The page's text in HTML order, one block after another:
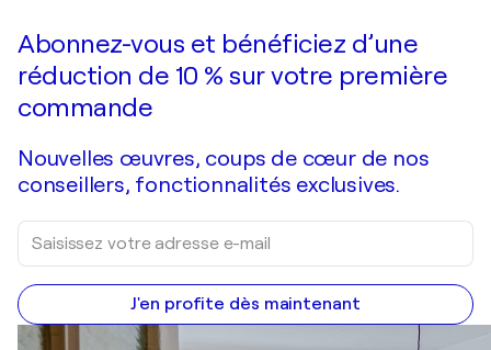
Abonnez-vous et bénéficiez d’une
réduction de 10 % sur votre première
commande
Nouvelles œuvres, coups de cœur de nos
conseillers, fonctionnalités exclusives.
J'en profite dès maintenant